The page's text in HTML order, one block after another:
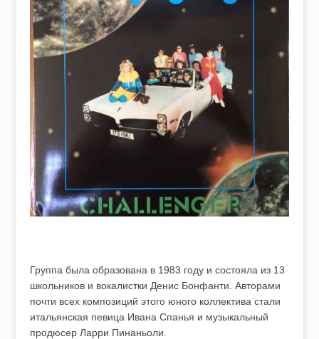
Группа была образована в 1983 году и состояла из 13
школьников и вокалистки Денис Бонфанти. Авторами
почти всех композиций этого юного коллектива стали
итальянская певица Ивана Спанья и музыкальный
продюсер Ларри Пинаньоли.